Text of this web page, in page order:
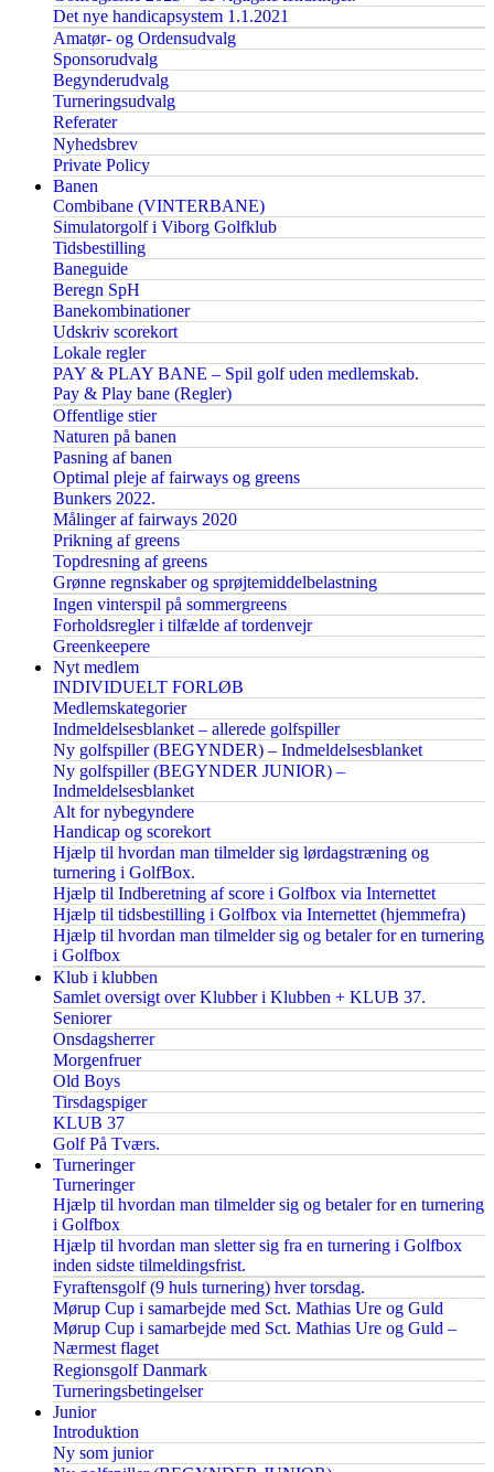
Det nye handicapsystem 1.1.2021
Amatør- og Ordensudvalg
Sponsorudvalg
Begynderudvalg
Turneringsudvalg
Referater
Nyhedsbrev
Private Policy
Banen
Combibane (VINTERBANE)
Simulatorgolf i Viborg Golfklub
Tidsbestilling
Baneguide
Beregn SpH
Banekombinationer
Udskriv scorekort
Lokale regler
PAY & PLAY BANE – Spil golf uden medlemskab.
Pay & Play bane (Regler)
Offentlige stier
Naturen på banen
Pasning af banen
Optimal pleje af fairways og greens
Bunkers 2022.
Målinger af fairways 2020
Prikning af greens
Topdresning af greens
Grønne regnskaber og sprøjtemiddelbelastning
Ingen vinterspil på sommergreens
Forholdsregler i tilfælde af tordenvejr
Greenkeepere
Nyt medlem
INDIVIDUELT FORLØB
Medlemskategorier
Indmeldelsesblanket – allerede golfspiller
Ny golfspiller (BEGYNDER) – Indmeldelsesblanket
Ny golfspiller (BEGYNDER JUNIOR) –
Indmeldelsesblanket
Alt for nybegyndere
Handicap og scorekort
Hjælp til hvordan man tilmelder sig lørdagstræning og
turnering i GolfBox.
Hjælp til Indberetning af score i Golfbox via Internettet
Hjælp til tidsbestilling i Golfbox via Internettet (hjemmefra)
Hjælp til hvordan man tilmelder sig og betaler for en turnering
i Golfbox
Klub i klubben
Samlet oversigt over Klubber i Klubben + KLUB 37.
Seniorer
Onsdagsherrer
Morgenfruer
Old Boys
Tirsdagspiger
KLUB 37
Golf På Tværs.
Turneringer
Turneringer
Hjælp til hvordan man tilmelder sig og betaler for en turnering
i Golfbox
Hjælp til hvordan man sletter sig fra en turnering i Golfbox
inden sidste tilmeldingsfrist.
Fyraftensgolf (9 huls turnering) hver torsdag.
Mørup Cup i samarbejde med Sct. Mathias Ure og Guld
Mørup Cup i samarbejde med Sct. Mathias Ure og Guld –
Nærmest flaget
Regionsgolf Danmark
Turneringsbetingelser
Junior
Introduktion
Ny som junior